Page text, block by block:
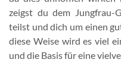
zeigst du dem Jungfrau-
teilst und dich um einen
diese Weise wird es viel
und die Basis für eine